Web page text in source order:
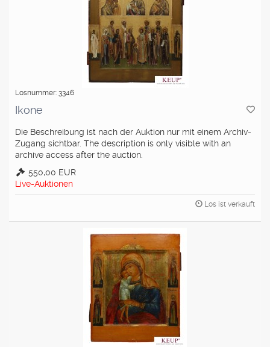
Losnummer: 3346
Ikone
Die Beschreibung ist nach der Auktion nur mit einem Archiv-
Zugang sichtbar. The description is only visible with an
archive access after the auction.
550,00 EUR
Live-Auktionen
Los ist verkauft